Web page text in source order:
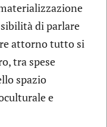
di parlare
attorno tutto si
tra spese
spazio
e